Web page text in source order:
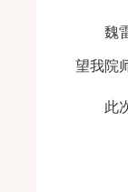
魏
望我院
此